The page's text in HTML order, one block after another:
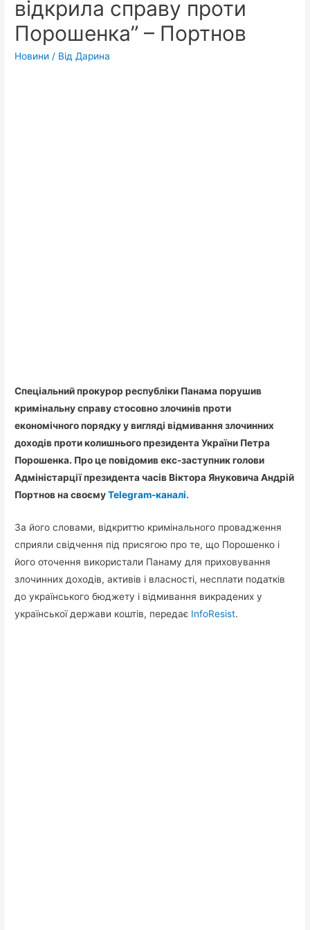
відкрила справу проти
Порошенка” – Портнов
Новини / ВідДарина
Спеціальний прокурор республіки Панама порушив
кримінальну справу стосовно злочинів проти
економічного порядку у вигляді відмивання злочинних
доходів проти колишнього президента України Петра
Порошенка. Про це повідомив екс-заступник голови
Адміністарції президента часів Віктора Януковича Андрій
Портнов на своємуTelegram-каналі.
За його словами, відкриттю кримінального провадження
сприяли свідчення під присягою про те, що Порошенко і
його оточення використали Панаму для приховування
злочинних доходів, активів і власності, несплати податків
до українського бюджету і відмивання викрадених у
української держави коштів, передає InfoResist.